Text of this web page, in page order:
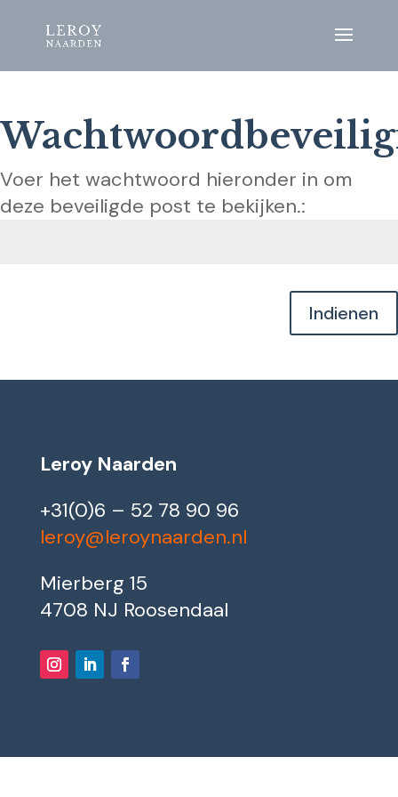
Voer het wachtwoord hieronder in om
deze beveiligde post te bekijken.:
Indienen
Leroy Naarden
+31(0)6 – 52 78 90 96
leroy@leroynaarden.nl
Mierberg 15
4708 NJ Roosendaal